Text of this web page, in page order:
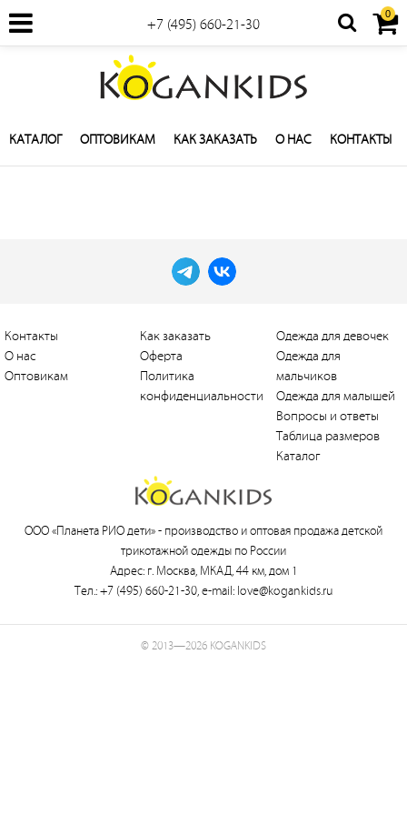
+7 (495) 660-21-30
0
КАТАЛОГ ОПТОВИКАМ КАК ЗАКАЗАТЬ О НАС КОНТАКТЫ
Контакты
О нас
Оптовикам
Как заказать
Оферта
Политика
конфиденциальности
Одежда для девочек
Одежда для
мальчиков
Одежда для малышей
Вопросы и ответы
Таблица размеров
Каталог
ООО «Планета РИО дети» - производство и оптовая продажа детской
трикотажной одежды по России
Адрес: г. Москва, МКАД, 44 км, дом 1
Тел.:+7 (495) 660-21-30, e-mail: love@kogankids.ru
© 2013—2026 KOGANKIDS